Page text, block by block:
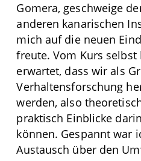
Gomera, geschweige
anderen kanarischen
mich auf die neuen
freute. Vom Kurs selbst
erwartet, dass wir als
Verhaltensforschung
werden, also
praktisch Einblicke
können. Gespannt war
Austausch über den